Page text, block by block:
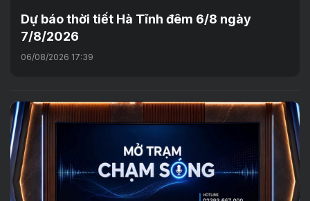
Dự báo thời tiết Hà Tĩnh đêm 6/8 ngày
7/8/2026
06/08/2026 17:39